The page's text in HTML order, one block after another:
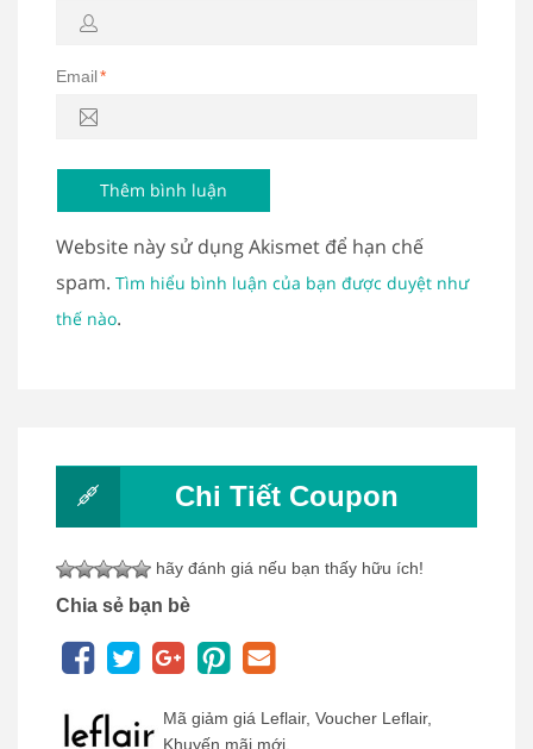
Email*
Website này sử dụng Akismet để hạn chế
spam. Tìm hiểu bình luận của bạn được duyệt như
thế nào.
Chi Tiết Coupon
hãy đánh giá nếu bạn thấy hữu ích!
Chia sẻ bạn bè
Mã giảm giá Leflair, Voucher Leflair,
Khuyến mãi mới.